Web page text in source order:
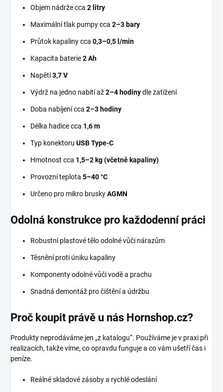
Objem nádrže cca 2 litry
Maximální tlak pumpy cca 2–3 bary
Průtok kapaliny cca 0,3–0,5 l/min
Kapacita baterie2 Ah
Napětí3,7 V
Výdrž na jedno nabití až2–4 hodinydle zatížení
Doba nabíjení cca 2–3 hodiny
Délka hadice cca 1,6 m
Typ konektoru USB Type-C
Hmotnost cca 1,5–2 kg (včetně kapaliny)
Provozní teplota 5–40 °C
Určeno pro mikro bruskyAGMN
Odolná konstrukce pro každodenní práci
Robustní plastové tělo odolné vůči nárazům
Těsnění proti úniku kapaliny
Komponenty odolné vůči vodě a prachu
Snadná demontáž pro čištění a údržbu
Proč koupit právě u nás Hornshop.cz?
Produkty neprodáváme jen „z katalogu“. Používáme je v praxi při
realizacích, takže víme, co opravdu funguje a co vám ušetří čas i
peníze.
Reálné skladové zásoby a rychlé odeslání